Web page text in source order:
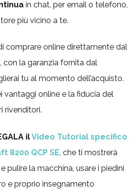
in chat, per email o telefono,
più vicino a te.
comprare online direttamente dal
con la garanzia fornita dal
tu al momento dell’acquisto.
vantaggi online e la fiducia del
rivenditori.
ilVideo Tutorial specifico
8200 QCP SE , che ti mostrerà
pulire la macchina, usare i piedini
e proprio insegnamento